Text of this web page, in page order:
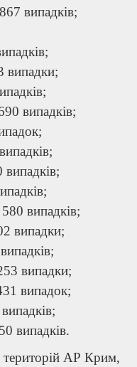
випадків;
випадки;
випадків;
випадків;
випадки;
випадки;
випадок;
випадків.
територій АР Крим,